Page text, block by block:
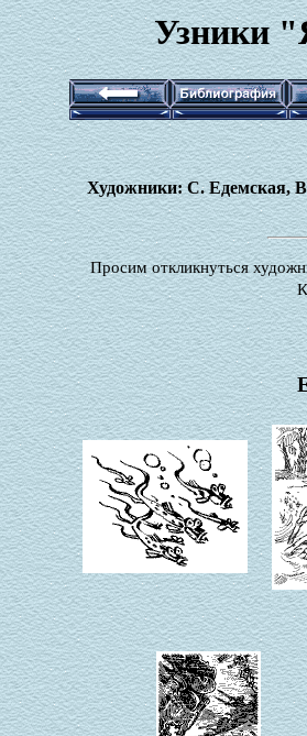
Узники
Художники: С. Едемская,
Просим откликнуться